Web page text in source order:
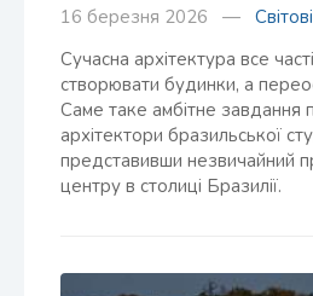
16 березня 2026 —
Сучасна архітектура все
створювати будинки, а
Саме таке амбітне завдання
архітектори бразильської
представивши незвичайний
центру в столиці Бразилії.